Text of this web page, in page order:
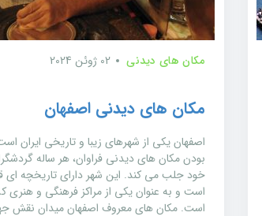
مکان های دیدنی 02 ژوئن 2024
مکان های دیدنی اصفهان
اصفهان یکی از شهرهای زیبا و تاریخی ایران
بودن مکان های دیدنی فراوان، هر ساله
خود جلب می کند. این شهر دارای تاریخچه ای
است و به عنوان یکی از مراکز فرهنگی و هنری
است. مکان های معروف اصفهان میدان نقش